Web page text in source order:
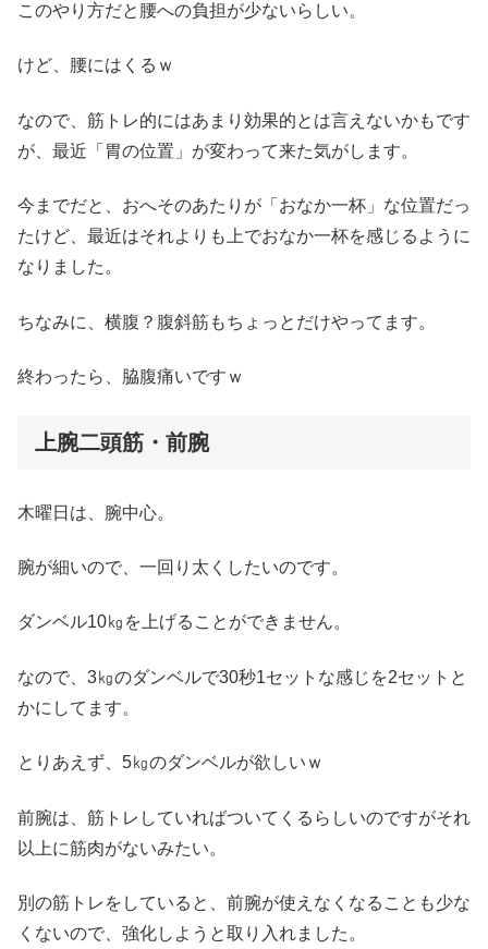
このやり方だと腰への負担が少ないらしい。
けど、腰にはくるｗ
なので、筋トレ的にはあまり効果的とは言えないかもです
が、最近「胃の位置」が変わって来た気がします。
今までだと、おへそのあたりが「おなか一杯」な位置だっ
たけど、最近はそれよりも上でおなか一杯を感じるように
なりました。
ちなみに、横腹？腹斜筋もちょっとだけやってます。
終わったら、脇腹痛いですｗ
上腕二頭筋・前腕
木曜日は、腕中心。
腕が細いので、一回り太くしたいのです。
ダンベル10㎏を上げることができません。
なので、3㎏のダンベルで30秒1セットな感じを2セットと
かにしてます。
とりあえず、5㎏のダンベルが欲しいｗ
前腕は、筋トレしていればついてくるらしいのですがそれ
以上に筋肉がないみたい。
別の筋トレをしていると、前腕が使えなくなることも少な
くないので、強化しようと取り入れました。